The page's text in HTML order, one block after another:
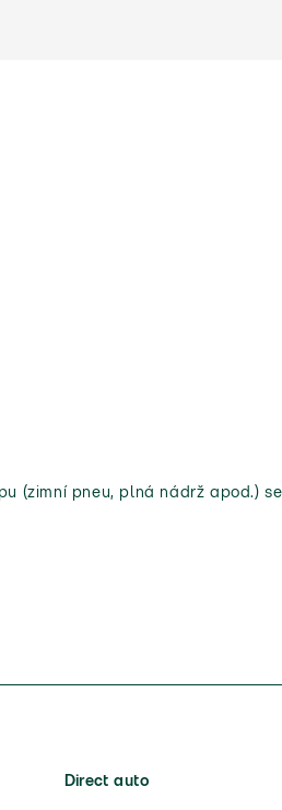
(zimní pneu, plná nádrž apod.)
Direct auto